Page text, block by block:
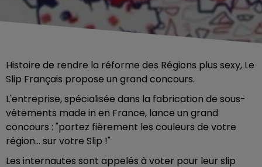
Histoire de rendre la réforme des Régions plus sexy, Le
Slip Français propose un grand concours.
L'entreprise, spécialisée dans la fabrication de sous-
vêtements made in en France, lance un grand
concours : "portez fièrement les couleurs de votre
région… sur votre Slip !"
Les internautes sont appelés à voter pour leur slip